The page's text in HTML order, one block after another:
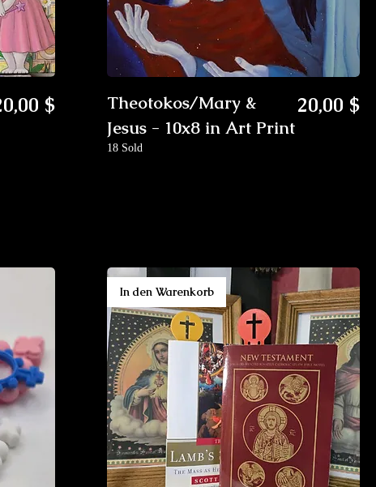
$
Theotokos/Mary &
Jesus - 10x8 in Art Print
Preis
20,00 $
18 Sold
In den Warenkorb